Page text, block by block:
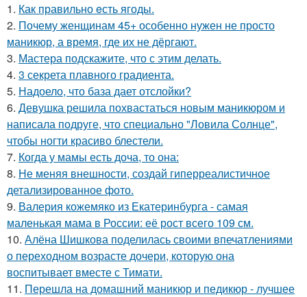
1. Как правильно eсть ягоды.
2. Почему женщинам 45+ особенно нужен не просто
маникюр, а время, где их не дёргают.
3. Мастера подскажите, что с этим делать.
4. 3 секрета плавного градиента.
5. Надоело, что база дает отслойки?
6. Девушка решила похвастаться новым маникюром и
написала подруге, что специально "Ловила Солнце",
чтобы ногти красиво блестели.
7. Когда у мамы есть доча, то она:
8. Не меняя внешности, создай гиперреалистичное
детализированное фото.
9. Валерия кожемяко из Екатеринбурга - самая
маленькая мама в России: её рост всего 109 см.
10. Алёна Шишкова поделилась своими впечатлениями
о переходном возрасте дочери, которую она
воспитывает вместе с Тимати.
11. Перешла на домашний маникюр и педикюр - лучшее